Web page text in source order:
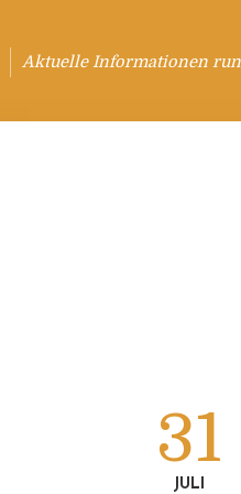
Aktuelle Informationen
31
JULI